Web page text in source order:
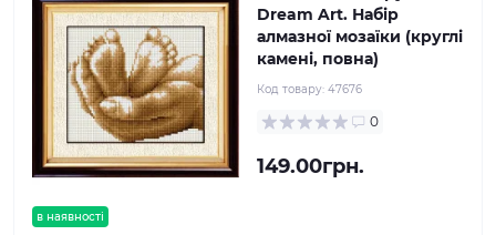
в наявності
Dream Art. Набір
алмазної мозаїки (круглі
камені, повна)
Код товару: 47676
0
149.00грн.